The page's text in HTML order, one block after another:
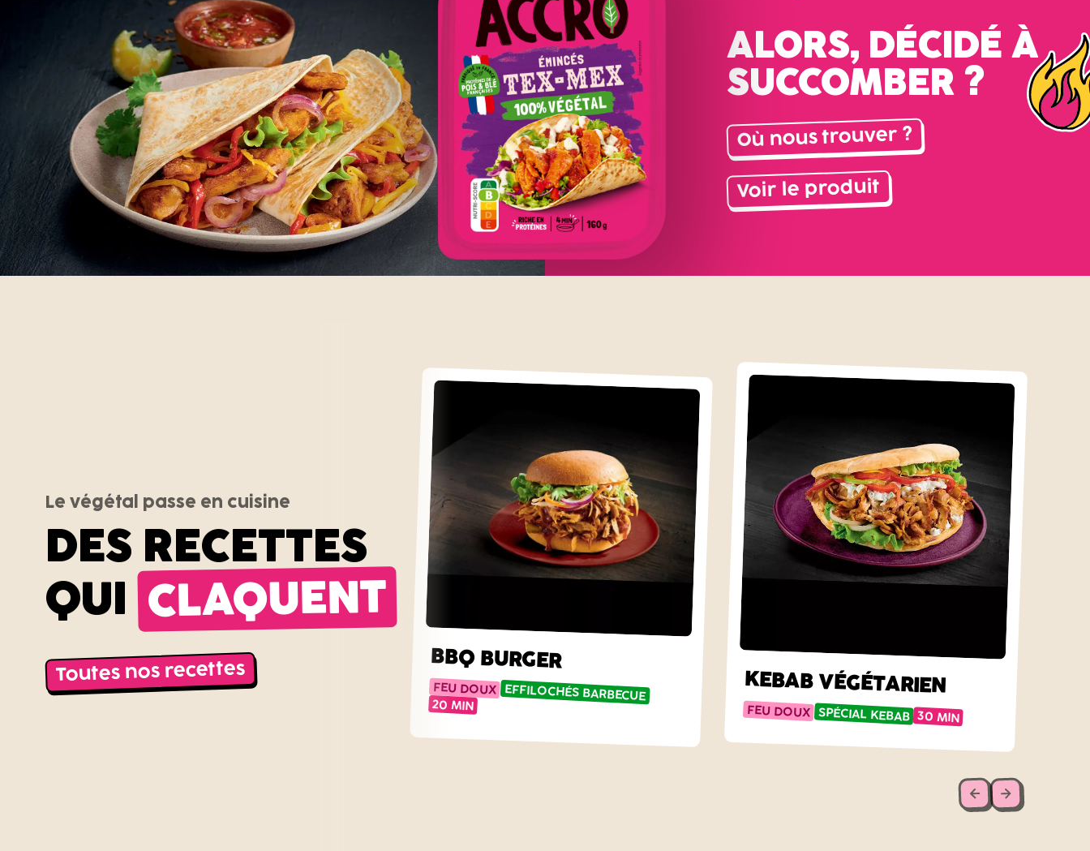
ALORS, DÉCIDÉ À
SUCCOMBER ?
Où nous trouver ?
Voir le produit
Le végétal passe en cuisine
DES RECETTES
QUICLAQUENT
Toutes nos recettes BBQ BURGER
FEU DOUX EFFILOCHÉS BARBECUE
20 MIN
KEBAB VÉGÉTARIEN
FEU DOUX SPÉCIAL KEBAB 30 MIN
Précédent
Suivant